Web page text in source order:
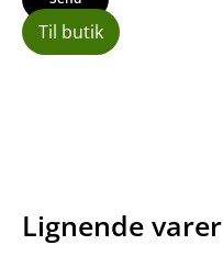
Til butik
Lignende varer